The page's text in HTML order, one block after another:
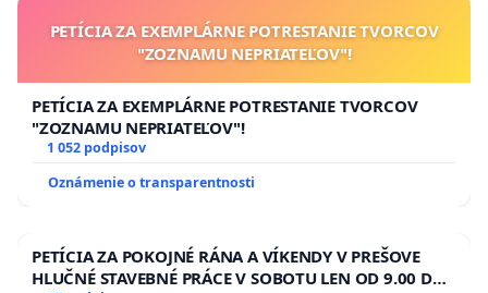
PETÍCIA ZA EXEMPLÁRNE POTRESTANIE TVORCOV
"ZOZNAMU NEPRIATEĽOV"!
PETÍCIA ZA EXEMPLÁRNE POTRESTANIE TVORCOV
"ZOZNAMU NEPRIATEĽOV"!
1 052 podpisov
Oznámenie o transparentnosti
PETÍCIA ZA POKOJNÉ RÁNA A VÍKENDY V PREŠOVE
HLUČNÉ STAVEBNÉ PRÁCE V SOBOTU LEN OD 9.00 DO